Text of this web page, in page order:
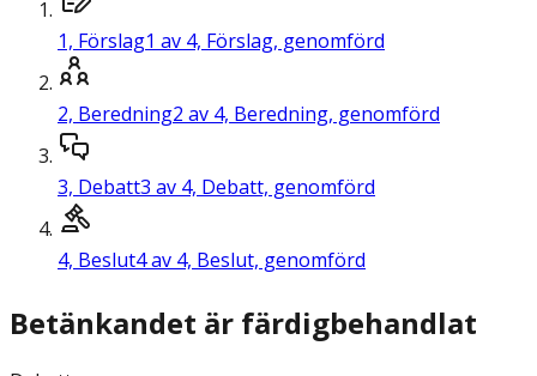
1, Förslag1 av 4, Förslag, genomförd
2, Beredning2 av 4, Beredning, genomförd
3, Debatt3 av 4, Debatt, genomförd
4, Beslut4 av 4, Beslut, genomförd
Betänkandet är färdigbehandlat